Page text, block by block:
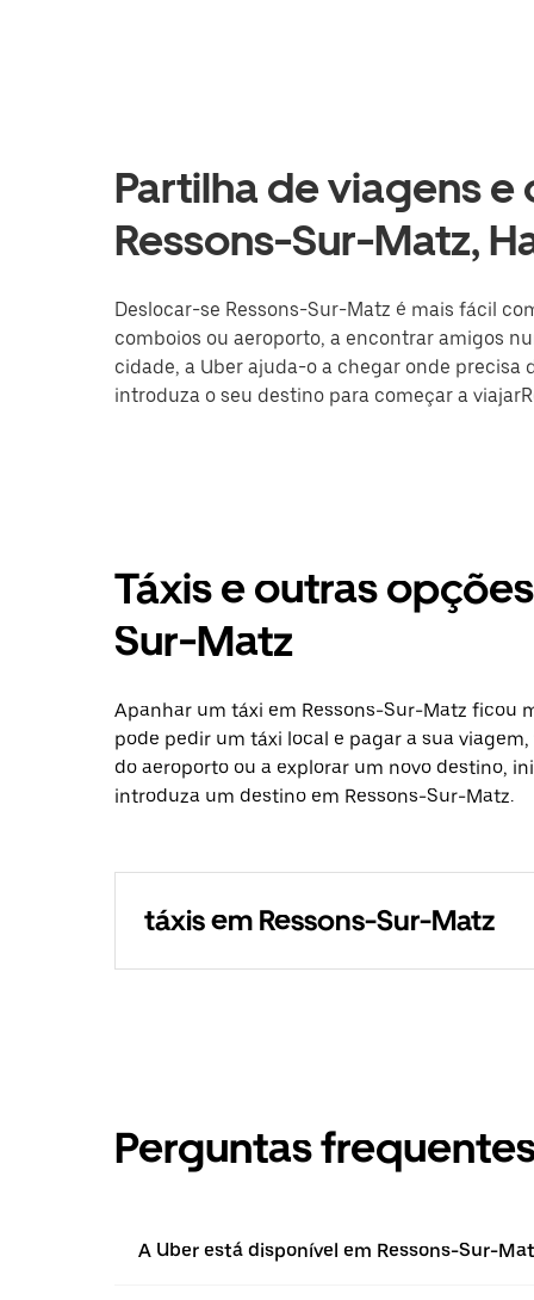
Partilha de viagens
Ressons-Sur-Matz,
Deslocar-se Ressons-Sur-Matz é mais fácil
comboios ou aeroporto, a encontrar amigos
cidade, a Uber ajuda-o a chegar onde precisa
introduza o seu destino para começar a
Táxis e outras
Sur-Matz
Apanhar um táxi em Ressons-Sur-Matz ficou
pode pedir um táxi local e pagar a sua
do aeroporto ou a explorar um novo destino,
introduza um destino em Ressons-Sur-Matz.
táxis em Ressons-Sur-Matz
Perguntas
A Uber está disponível em Ressons-Sur-